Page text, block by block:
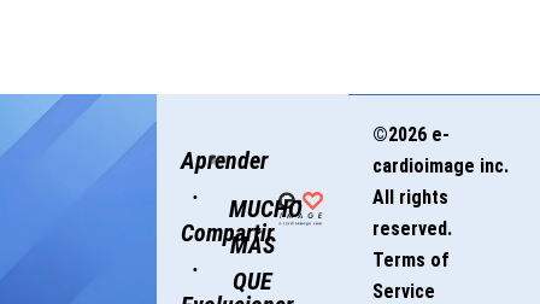
Aprender
·
Compartir
·
MUCHO
MÁS
QUE
©2026 e-
cardioimage inc.
All rights
reserved.
Terms of
Service